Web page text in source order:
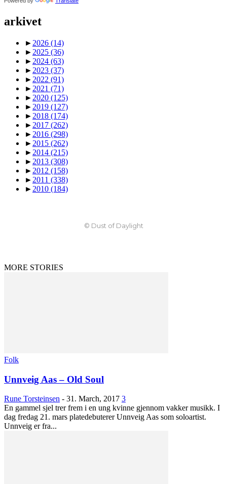
arkivet
► 2026 (14)
► 2025 (36)
► 2024 (63)
► 2023 (37)
► 2022 (91)
► 2021 (71)
► 2020 (125)
► 2019 (127)
► 2018 (174)
► 2017 (262)
► 2016 (298)
► 2015 (262)
► 2014 (215)
► 2013 (308)
► 2012 (158)
► 2011 (338)
► 2010 (184)
© Dust of Daylight
MORE STORIES
Folk
Unnveig Aas – Old Soul
Rune Torsteinsen - 31. March, 2017 3
En gammel sjel trer frem i en ung kvinne gjennom vakker musikk. I
dag fredag 21. mars platedebuterer Unnveig Aas som soloartist.
Unnveig er fra...